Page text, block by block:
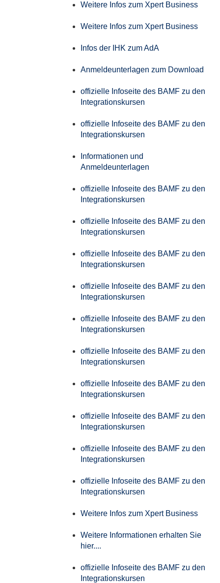
Weitere Infos zum Xpert Business
Weitere Infos zum Xpert Business
Infos der IHK zum AdA
Anmeldeunterlagen zum Download
offizielle Infoseite des BAMF zu den
Integrationskursen
offizielle Infoseite des BAMF zu den
Integrationskursen
Informationen und
Anmeldeunterlagen
offizielle Infoseite des BAMF zu den
Integrationskursen
offizielle Infoseite des BAMF zu den
Integrationskursen
offizielle Infoseite des BAMF zu den
Integrationskursen
offizielle Infoseite des BAMF zu den
Integrationskursen
offizielle Infoseite des BAMF zu den
Integrationskursen
offizielle Infoseite des BAMF zu den
Integrationskursen
offizielle Infoseite des BAMF zu den
Integrationskursen
offizielle Infoseite des BAMF zu den
Integrationskursen
offizielle Infoseite des BAMF zu den
Integrationskursen
offizielle Infoseite des BAMF zu den
Integrationskursen
Weitere Infos zum Xpert Business
Weitere Informationen erhalten Sie
hier....
offizielle Infoseite des BAMF zu den
Integrationskursen